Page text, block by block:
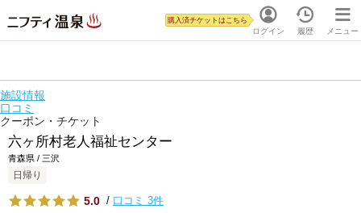
ログイン
購入済チケットはこちら
履歴 メニュー
施設情報
口コミ
クーポン・チケット
六ヶ所村老人福祉センター
青森県 / 三沢
日帰り
5.0 / 口コミ 3件